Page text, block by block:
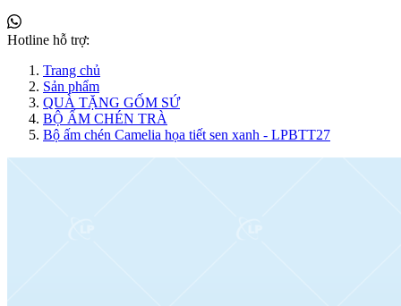
Hotline hỗ trợ:
Trang chủ
Sản phẩm
QUÀ TẶNG GỐM SỨ
BỘ ẤM CHÉN TRÀ
Bộ ấm chén Camelia họa tiết sen xanh - LPBTT27